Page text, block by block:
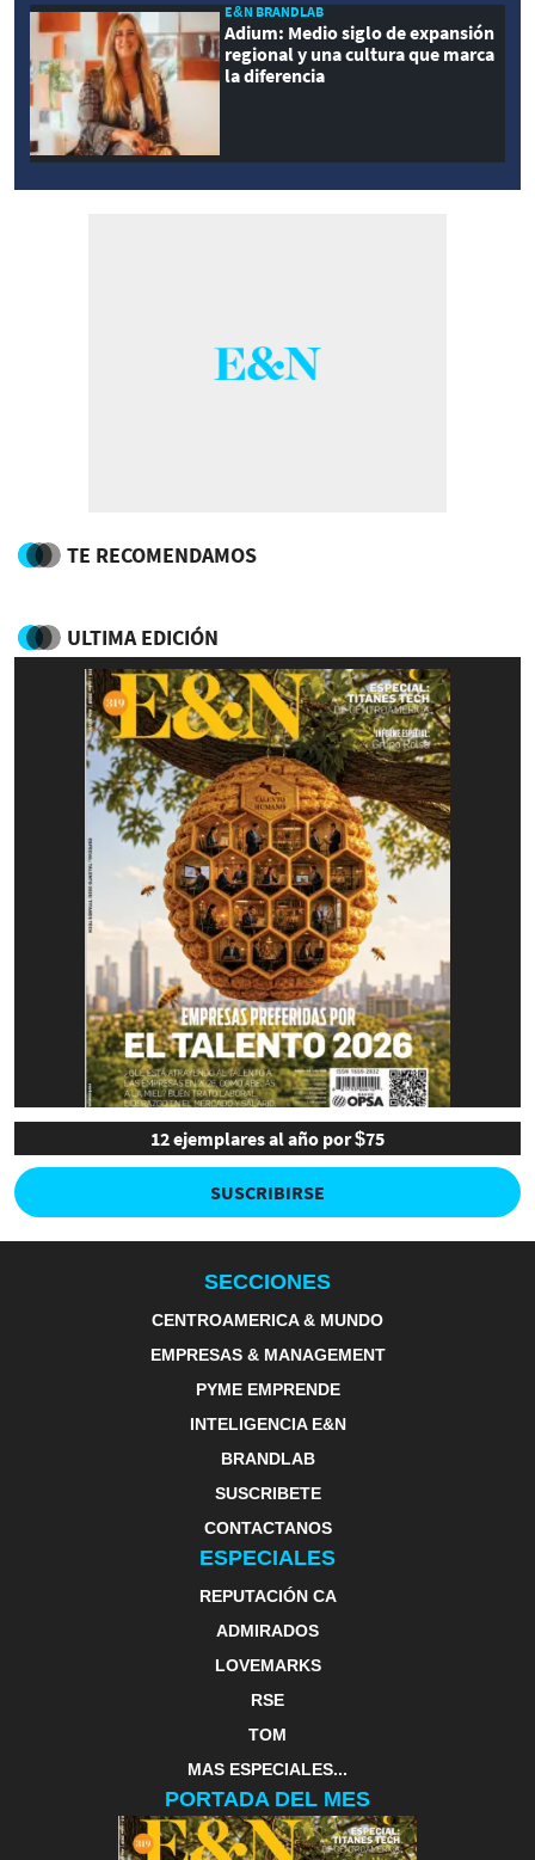
E&N BRANDLAB
Adium: Medio siglo de expansión
regional y una cultura que marca
la diferencia
TE RECOMENDAMOS
ULTIMA EDICIÓN
12 ejemplares al año por $75
SUSCRIBIRSE
SECCIONES
CENTROAMERICA & MUNDO
EMPRESAS & MANAGEMENT
PYME EMPRENDE
INTELIGENCIA E&N
BRANDLAB
SUSCRIBETE
CONTACTANOS
ESPECIALES
REPUTACIÓN CA
ADMIRADOS
LOVEMARKS
RSE
TOM
MAS ESPECIALES...
PORTADA DEL MES